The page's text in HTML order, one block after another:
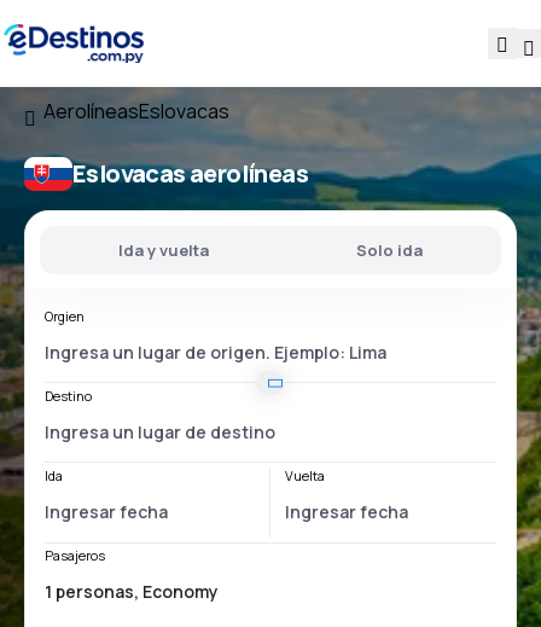
AerolíneasEslovacas
Eslovacas aerolíneas
Ida y vuelta Solo ida
Orgien
Destino
Ida Vuelta
Pasajeros